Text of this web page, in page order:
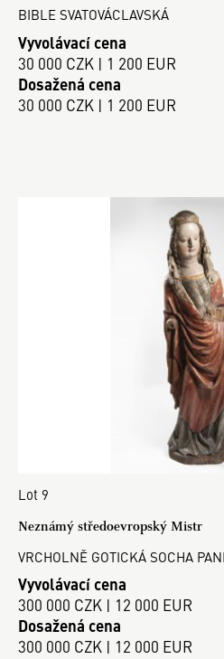
BIBLE SVATOVÁCLAVSKÁ
Vyvolávací cena
30 000 CZK | 1 200 EUR
Dosažená cena
30 000 CZK | 1 200 EUR
Lot 9
Neznámý středoevropský Mistr
VRCHOLNĚ GOTICKÁ SOCHA
Vyvolávací cena
300 000 CZK | 12 000 EUR
Dosažená cena
300 000 CZK | 12 000 EUR